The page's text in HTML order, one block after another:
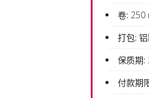
卷: 250
打包:
保质期:
付款期